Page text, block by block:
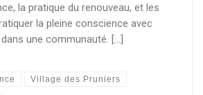
la pratique du renouveau, et les
la pleine conscience avec
une communauté. […]
Village des Pruniers